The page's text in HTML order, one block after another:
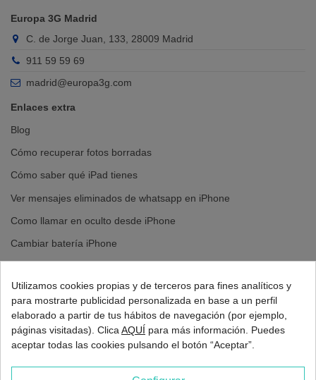
Europa 3G Madrid
C. de Jorge Juan, 133, 28009 Madrid
911 59 59 69
madrid@europa3g.com
Enlaces extra
Blog
Cómo recuperar fotos borradas
Cómo saber qué iPad tienes
Ver mensajes eliminados de whatsapp en iPhone
Como llamar en oculto desde iPhone
Cambiar batería iPhone
Utilizamos cookies propias y de terceros para fines analíticos y
para mostrarte publicidad personalizada en base a un perfil
elaborado a partir de tus hábitos de navegación (por ejemplo,
páginas visitadas). Clica AQUÍ para más información. Puedes
aceptar todas las cookies pulsando el botón “Aceptar”.